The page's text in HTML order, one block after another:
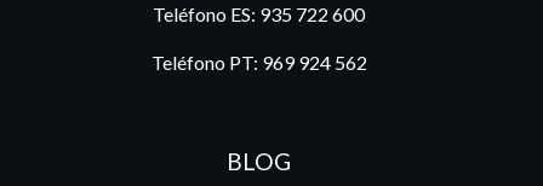
Teléfono ES: 935 722 600
Teléfono PT: 969 924 562
BLOG